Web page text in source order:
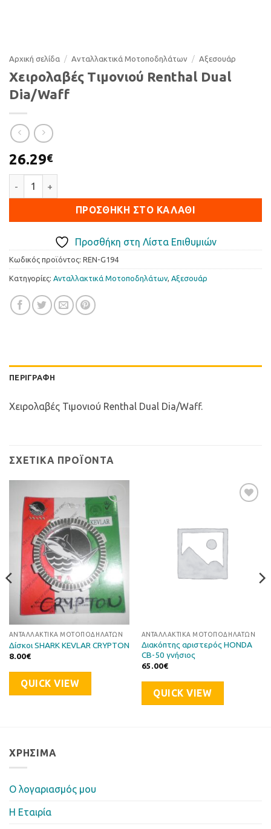
Αρχική σελίδα / Ανταλλακτικά Μοτοποδηλάτων / Αξεσουάρ
Χειρολαβές Τιμονιού Renthal Dual
Dia/Waff
26.29€
ΠΡΟΣΘΉΚΗ ΣΤΟ ΚΑΛΆΘΙ
Προσθήκη στη Λίστα Επιθυμιών
Κωδικός προϊόντος: REN-G194
Κατηγορίες: Ανταλλακτικά Μοτοποδηλάτων, Αξεσουάρ
ΠΕΡΙΓΡΑΦΉ
Χειρολαβές Τιμονιού Renthal Dual Dia/Waff.
ΣΧΕΤΙΚΆ ΠΡΟΪΌΝΤΑ
Προσθήκη
στη Λίστα
Επιθυμιών
ΑΝΤΑΛΛΑΚΤΙΚΆ ΜΟΤΟΠΟΔΗΛΆΤΩΝ
Δίσκοι SHARK KEVLAR CRYPTON
8.00€
QUICK VIEW
Επιθυμιών
ΑΝΤΑΛΛΑΚΤΙΚΆ ΜΟΤΟΠΟΔΗΛΆΤΩΝ
Διακόπτης αριστερός HONDA
CB-50 γνήσιος
65.00€
QUICK VIEW
ΧΡΉΣΙΜΑ
Ο λογαριασμός μου
Η Eταιρία